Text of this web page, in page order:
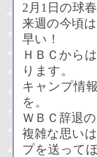
2月1日の球
来週の今頃
早い！
ＨＢＣから
ります。
キャンプ情
を。
ＷＢＣ辞退
複雑な思い
プを送って